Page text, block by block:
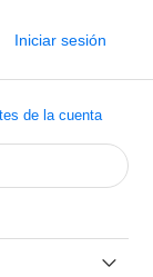
Iniciar sesión
de la cuenta